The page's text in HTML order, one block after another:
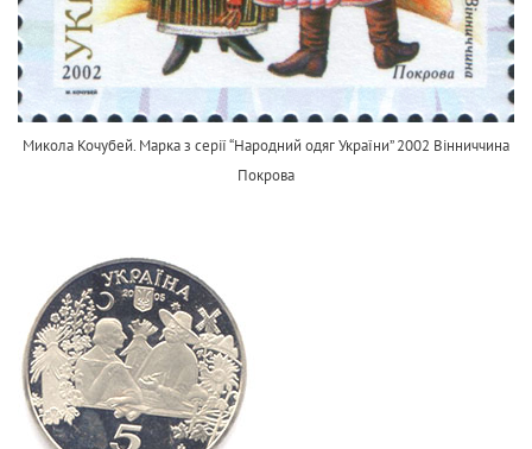
Микола Кочубей. Марка з серії “Народний одяг України” 2002 Вінниччина
Покрова